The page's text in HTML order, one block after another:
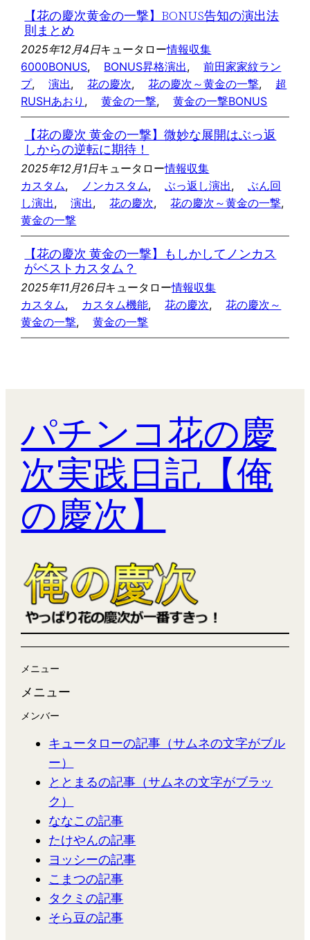
【花の慶次黄金の一撃】BONUS告知の演出法
則まとめ
2025年12月4日キュータロー情報収集
6000BONUS, BONUS昇格演出,
前田家家紋ラン
プ, 演出, 花の慶次, 花の慶次～黄金の一撃,
超
RUSHあおり , 黄金の一撃, 黄金の一撃BONUS
【花の慶次 黄金の一撃】微妙な展開はぶっ返
しからの逆転に期待！
2025年12月1日キュータロー情報収集
カスタム, ノンカスタム, ぶっ返し演出,
ぶん回
し演出, 演出, 花の慶次, 花の慶次～黄金の一撃
黄金の一撃
【花の慶次 黄金の一撃】もしかしてノンカス
がベストカスタム？
2025年11月26日キュータロー情報収集
カスタム, カスタム機能, 花の慶次,
花の慶次～
黄金の一撃, 黄金の一撃
パチンコ花の慶
次実践日記【俺
の慶次】
メニュー
メニュー
メンバー
キュータローの記事（サムネの文字がブル
ー）
ととまるの記事（サムネの文字がブラッ
ク）
ななこの記事
たけやんの記事
ヨッシーの記事
こまつの記事
タクミの記事
そら豆の記事